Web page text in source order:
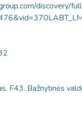
discovery/
F43. Bažnytinės